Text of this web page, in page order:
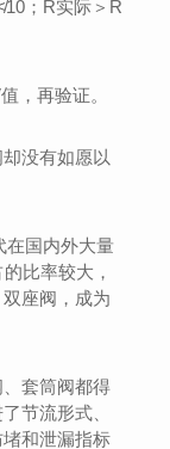
；R实际＞R
，再验证。
没有如愿以
在国内外大量
比率较大，
座阀，成为
套筒阀都得
节流形式、
和泄漏指标